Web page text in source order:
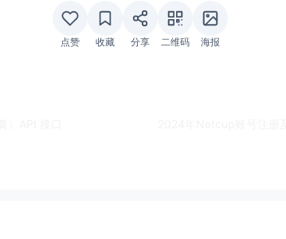
点赞 收藏 分享 二维码 海报